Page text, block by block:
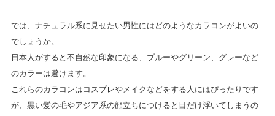
では、ナチュラル系に見せたい男性にはどのようなカラコンがよいの
でしょうか。
日本人がすると不自然な印象になる、ブルーやグリーン、グレーなど
のカラーは避けます。
これらのカラコンはコスプレやメイクなどをする人にはぴったりです
が、黒い髪の毛やアジア系の顔立ちにつけると目だけ浮いてしまうの